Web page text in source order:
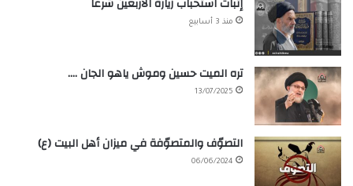
منذ 3 أسابيع
تره الميت حسين وموش ياهو الجان ….
13/07/2025
التصوّف والمتصوّفة في ميزان أهل البيت (ع)
06/06/2024